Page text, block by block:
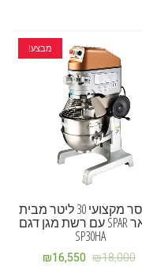
מבצע!
מיקסר מקצועי 30 ליטר מבית
ספאר SPAR עם רשת מגן דגם
SP30HA
₪18,000
₪16,550